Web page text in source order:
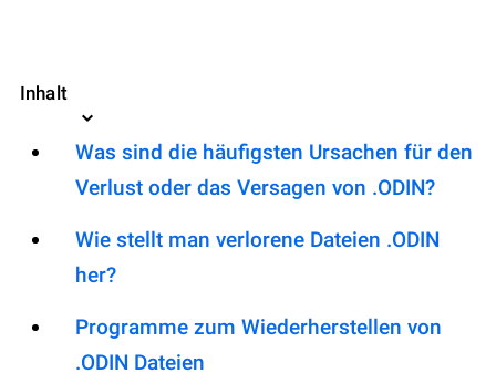
Inhalt
Was sind die häufigsten Ursachen für den
Verlust oder das Versagen von .ODIN?
Wie stellt man verlorene Dateien .ODIN
her?
Programme zum Wiederherstellen von
.ODIN Dateien